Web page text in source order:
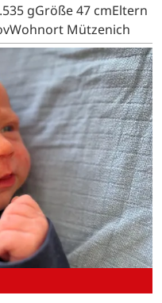
gGröße 47 cmEltern
Mützenich